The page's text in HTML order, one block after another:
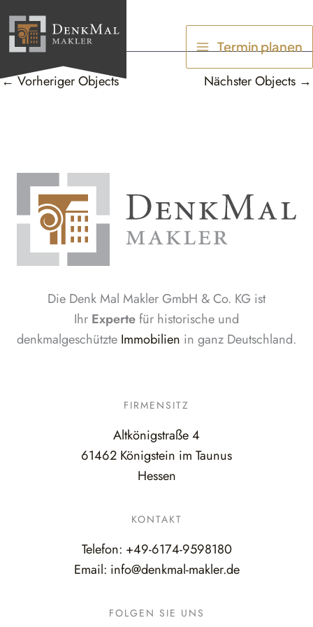
Inhalt
springen
Termin planen
←Vorheriger Objects Nächster Objects →
Die Denk Mal Makler GmbH & Co. KG ist
Ihr Expertefür historische und
denkmalgeschützte Immobilien in ganz Deutschland.
FIRMENSITZ
Altkönigstraße 4
61462 Königstein im Taunus
Hessen
KONTAKT
Telefon: +49-6174-9598180
Email: info@denkmal-makler.de
FOLGEN SIE UNS